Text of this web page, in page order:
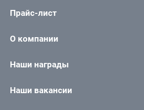
Прайс-лист
О компании
Наши награды
Наши вакансии